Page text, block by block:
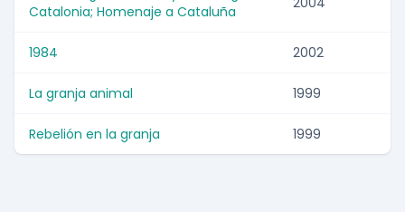
Catalonia; Homenaje a Cataluña
1984 2002
La granja animal 1999
Rebelión en la granja 1999